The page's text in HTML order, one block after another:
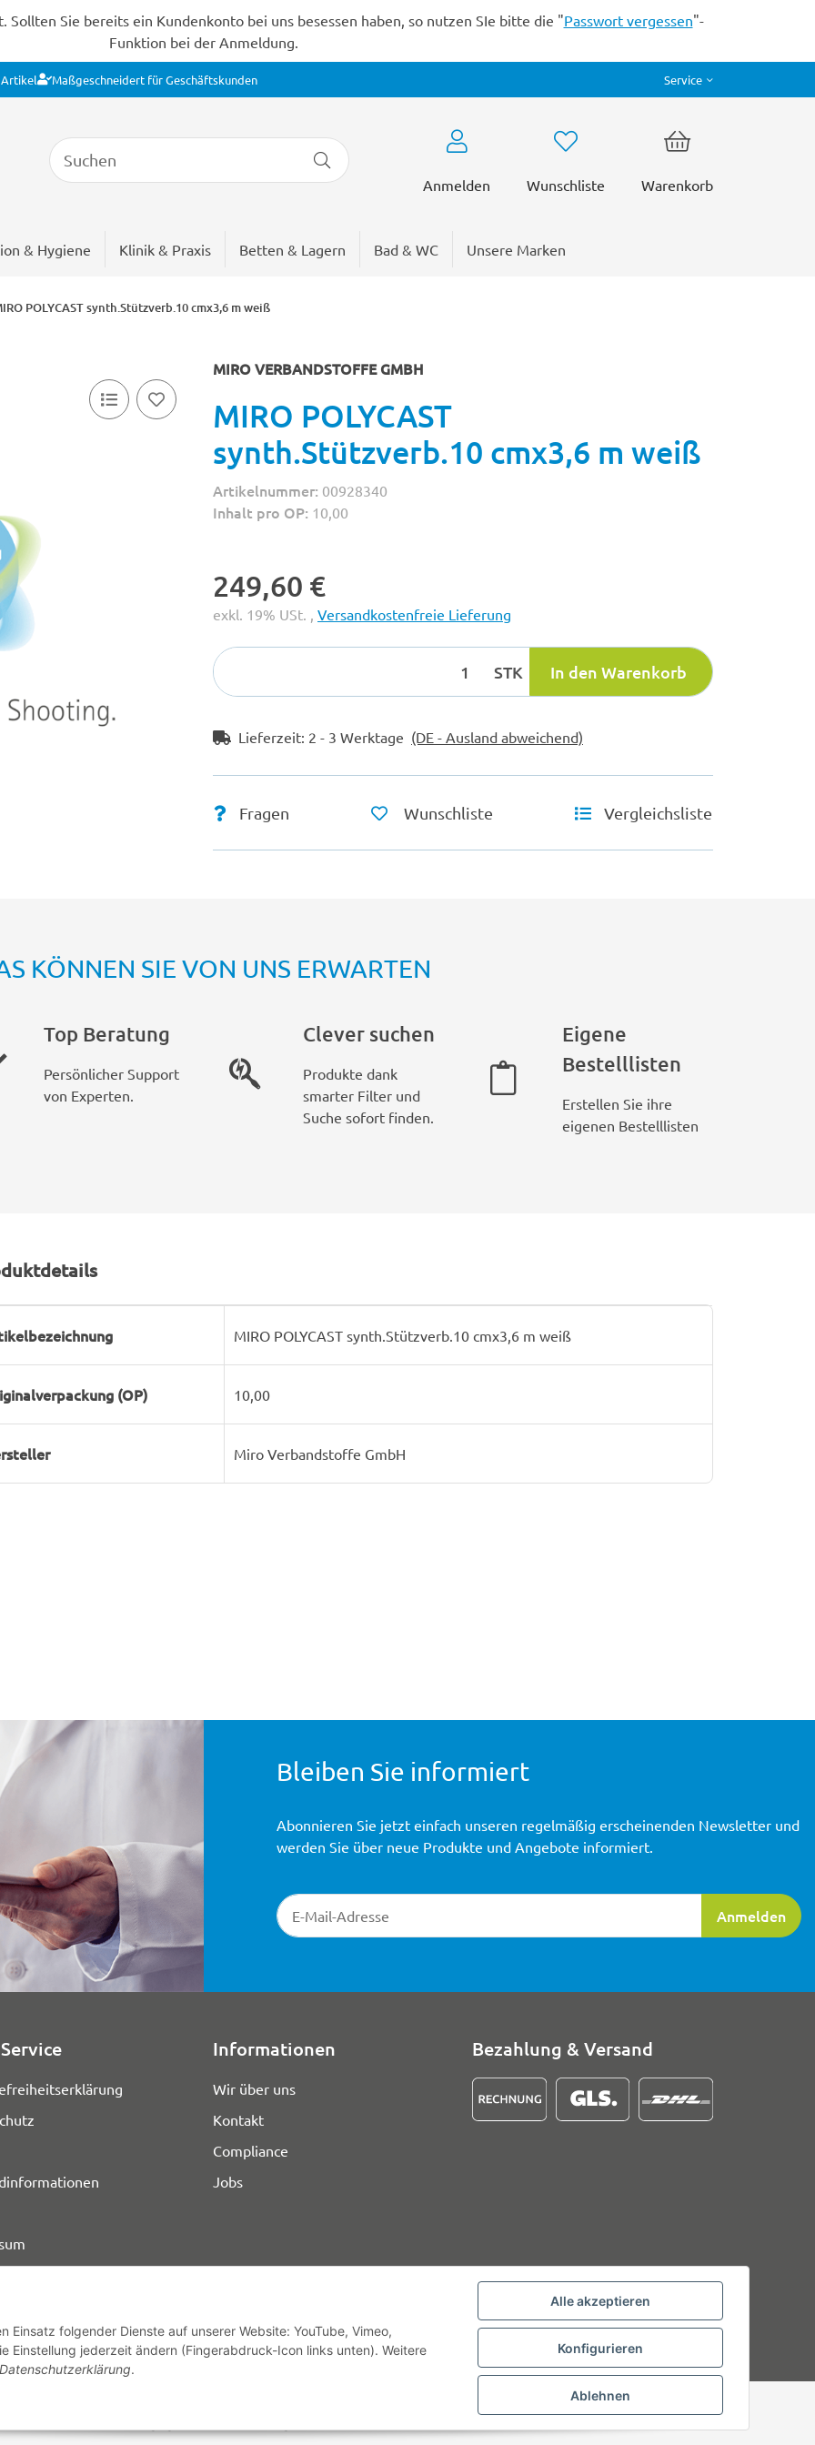
Alle akzeptieren
Konfigurieren
Ablehnen
Einsatz folgender Dienste auf unserer Website: YouTube, Vimeo,
Einstellung jederzeit ändern (Fingerabdruck-Icon links unten). Weitere
Datenschutzerklärung.
Sie bereits ein Kundenkonto bei uns besessen haben, so nutzen SIe bitte die "Passwort vergessen"-
Funktion bei der Anmeldung.
Artikel Maßgeschneidert für Geschäftskunden Service
Anmelden Wunschliste Warenkorb
& Hygiene Klinik & Praxis Betten & Lagern Bad & WC Unsere Marken
POLYCAST synth.Stützverb.10 cmx3,6 m weiß
MIRO VERBANDSTOFFE GMBH
MIRO POLYCAST
synth.Stützverb.10 cmx3,6 m weiß
Artikelnummer: 00928340
Inhalt pro OP: 10,00
249,60 €
exkl. 19% USt. , Versandkostenfreie Lieferung
STK In den Warenkorb
Lieferzeit: 2 - 3 Werktage (DE - Ausland abweichend)
Fragen Wunschliste Vergleichsliste
KÖNNEN SIE VON UNS ERWARTEN
Top Beratung
Persönlicher Support
von Experten.
Clever suchen
Produkte dank
smarter Filter und
Suche sofort finden.
Eigene
Bestelllisten
Erstellen Sie ihre
eigenen Bestelllisten
MIRO POLYCAST synth.Stützverb.10 cmx3,6 m weiß
(OP) 10,00
Miro Verbandstoffe GmbH
Bleiben Sie informiert
Newsletter-Registrierung
Anmelden
Abonnieren Sie jetzt einfach unseren regelmäßig erscheinenden Newsletter und
werden Sie über neue Produkte und Angebote informiert.
Informationen
Wir über uns
Kontakt
Compliance
Jobs
Bezahlung & Versand